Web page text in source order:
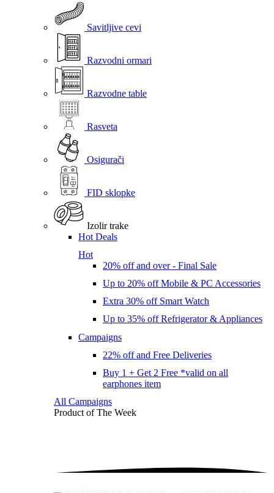
Savitljive cevi
Razvodni ormari
Razvodne table
Rasveta
Osigurači
FID sklopke
Izolir trake
Hot Deals
Hot
20% off and over - Final Sale
Up to 20% off Mobile & PC Accessories
Extra 30% off Smart Watch
Up to 35% off Refrigerator & Appliances
Campaigns
22% off and Free Deliveries
Buy 1 + Get 2 Free *valid on all
earphones item
All Campaigns
Product of The Week